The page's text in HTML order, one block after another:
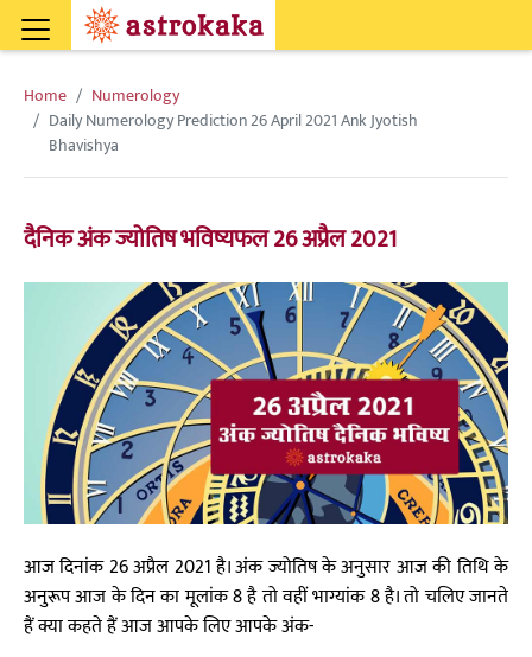
Home
Numerology
Daily Numerology Prediction 26 April 2021 Ank Jyotish
Bhavishya
दैनिक अंक ज्योतिष भविष्यफल 26 अप्रैल 2021
आज दिनांक 26 अप्रैल 2021 है। अंक ज्योतिष के अनुसार आज की तिथि के
अनुरूप आज के दिन का मूलांक 8 है तो वहीं भाग्यांक 8 है। तो चलिए जानते
हैं क्या कहते हैं आज आपके लिए आपके अंक-